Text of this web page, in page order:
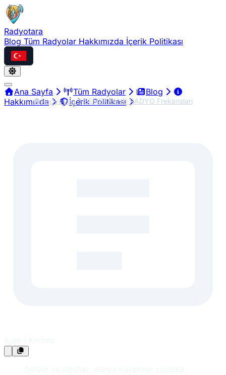
Radyotara
Blog Tüm Radyolar Hakkımızda İçerik Politikası
Türkçe
Ana Sayfa Tüm Radyolar
Blog
Hakkımızda
İçerik Politikası
Radyotara SEMERKAND RADYO Frekansları